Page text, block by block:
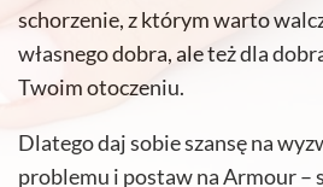
schorzenie, z którym warto
własnego dobra, ale też dla
Twoim otoczeniu.
Dlatego daj sobie szansę na
problemu i postaw na Armour –